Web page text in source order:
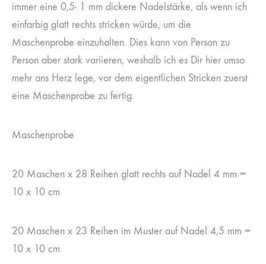
immer eine 0,5- 1 mm dickere Nadelstärke, als wenn ich
einfarbig glatt rechts stricken würde, um die
Maschenprobe einzuhalten. Dies kann von Person zu
Person aber stark variieren, weshalb ich es Dir hier umso
mehr ans Herz lege, vor dem eigentlichen Stricken zuerst
eine Maschenprobe zu fertig.
Maschenprobe
20 Maschen x 28 Reihen glatt rechts auf Nadel 4 mm =
10 x 10 cm
20 Maschen x 23 Reihen im Muster auf Nadel 4,5 mm =
10 x 10 cm